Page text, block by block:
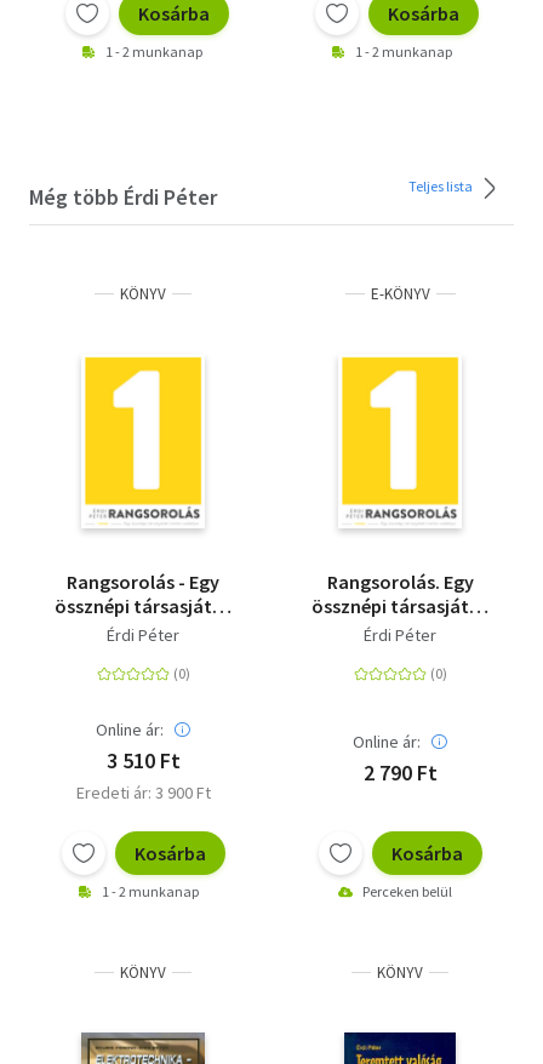
Kosárba
1 - 2 munkanap
Kosárba
1 - 2 munkanap
Még több Érdi Péter Teljes lista
KÖNYV
Rangsorolás - Egy
össznépi társasjáték
íratlan szabályai
Érdi Péter
Online ár:
3 510 Ft
Eredeti ár: 3 900 Ft
Kosárba
1 - 2 munkanap
E-KÖNYV
Rangsorolás. Egy
össznépi társasjáték
íratlan szabályai
Érdi Péter
Online ár:
2 790 Ft
Kosárba
Perceken belül
KÖNYV KÖNYV